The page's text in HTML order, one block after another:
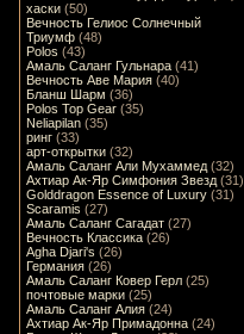
хаски (50)
Вечность Гелиос Солнечный
Триумф (48)
Polos (43)
Амаль Саланг Гульнара (41)
Вечность Аве Мария (40)
Бланш Шарм (36)
Polos Top Gear (35)
Neliapilan (35)
ринг (33)
арт-открытки (32)
Амаль Саланг Али Мухаммед (32)
Ахтиар Ак-Яр Симфония Звезд (31)
Golddragon Essence of Luxury (31)
Scaramis (27)
Амаль Саланг Сагадат (27)
Вечность Классика (26)
Agha Djari's (26)
Германия (26)
Амаль Саланг Ковер Герл (25)
почтовые марки (25)
Амаль Саланг Алия (24)
Ахтиар Ак-Яр Примадонна (24)